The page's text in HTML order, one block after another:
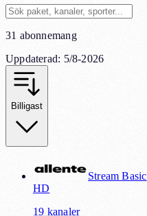
31 abonnemang
Uppdaterad: 5/8-2026
Billigast
Stream Basic
HD
19 kanaler